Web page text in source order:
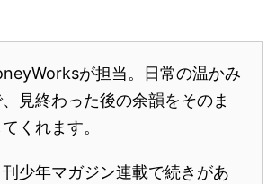
が担当。日常の温かみ
見終わった後の余韻をそのま
くれます。
少年マガジン連載で続きがあ